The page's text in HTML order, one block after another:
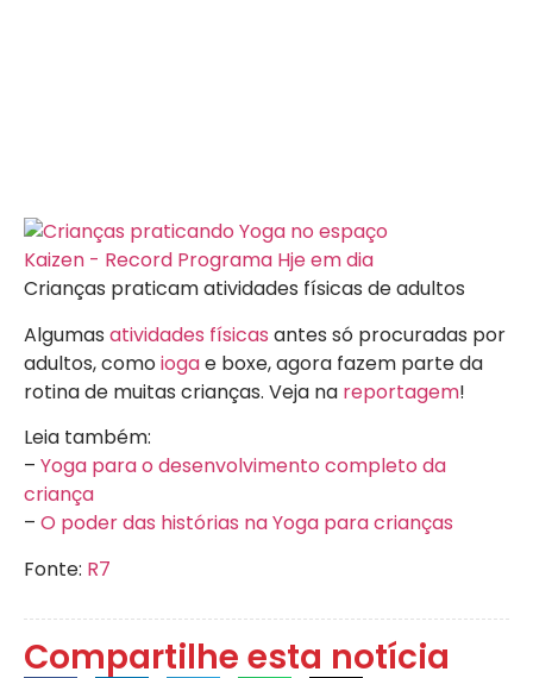
Crianças praticam atividades físicas de adultos
Algumas atividades físicas antes só procuradas por
adultos, comoiogae boxe, agora fazem parte da
rotina de muitas crianças. Veja na reportagem!
Leia também:
– Yoga para o desenvolvimento completo da
criança
– O poder das histórias na Yoga para crianças
Fonte: R7
Compartilhe esta notícia